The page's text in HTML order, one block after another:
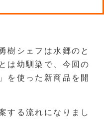
樹シェフは水郷のと
は幼馴染で、今回の
を使った新商品を開
する流れになりまし